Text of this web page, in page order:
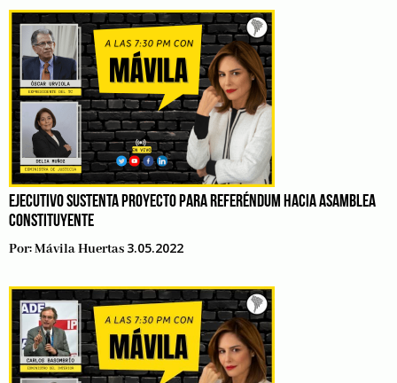
EJECUTIVO SUSTENTA PROYECTO PARA REFERÉNDUM HACIA ASAMBLEA
CONSTITUYENTE
Por:Mávila Huertas 3.05.2022